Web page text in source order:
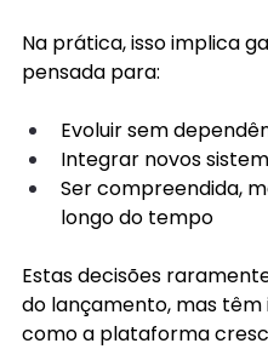
Na prática, isso implica
pensada para:
Evoluir sem
Integrar novos
Ser compreendida,
longo do tempo
Estas decisões
do lançamento, mas
como a plataforma